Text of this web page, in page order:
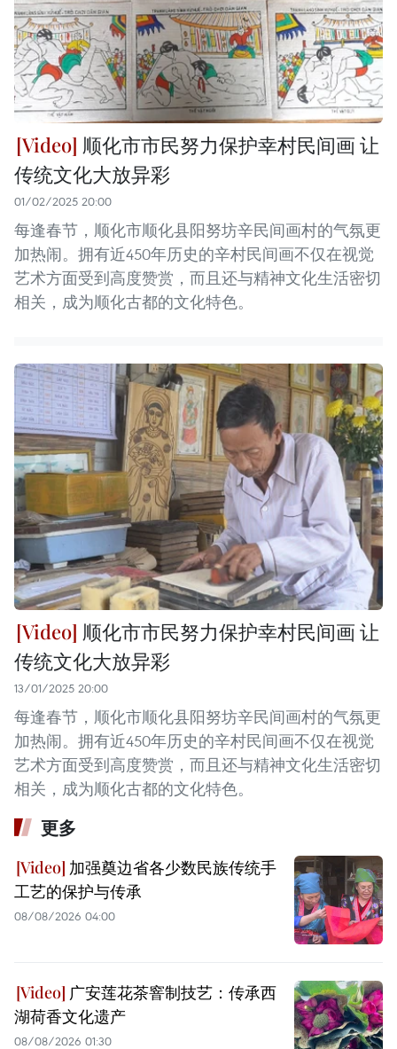
顺化市市民努力保护幸村民间画 让
传统文化大放异彩
01/02/2025 20:00
每逢春节，顺化市顺化县阳努坊辛民间画村的气氛更
加热闹。拥有近450年历史的辛村民间画不仅在视觉
艺术方面受到高度赞赏，而且还与精神文化生活密切
相关，成为顺化古都的文化特色。
顺化市市民努力保护幸村民间画 让
传统文化大放异彩
13/01/2025 20:00
每逢春节，顺化市顺化县阳努坊辛民间画村的气氛更
加热闹。拥有近450年历史的辛村民间画不仅在视觉
艺术方面受到高度赞赏，而且还与精神文化生活密切
相关，成为顺化古都的文化特色。
更多
加强奠边省各少数民族传统手
工艺的保护与传承
08/08/2026 04:00
广安莲花茶窨制技艺：传承西
湖荷香文化遗产
08/08/2026 01:30